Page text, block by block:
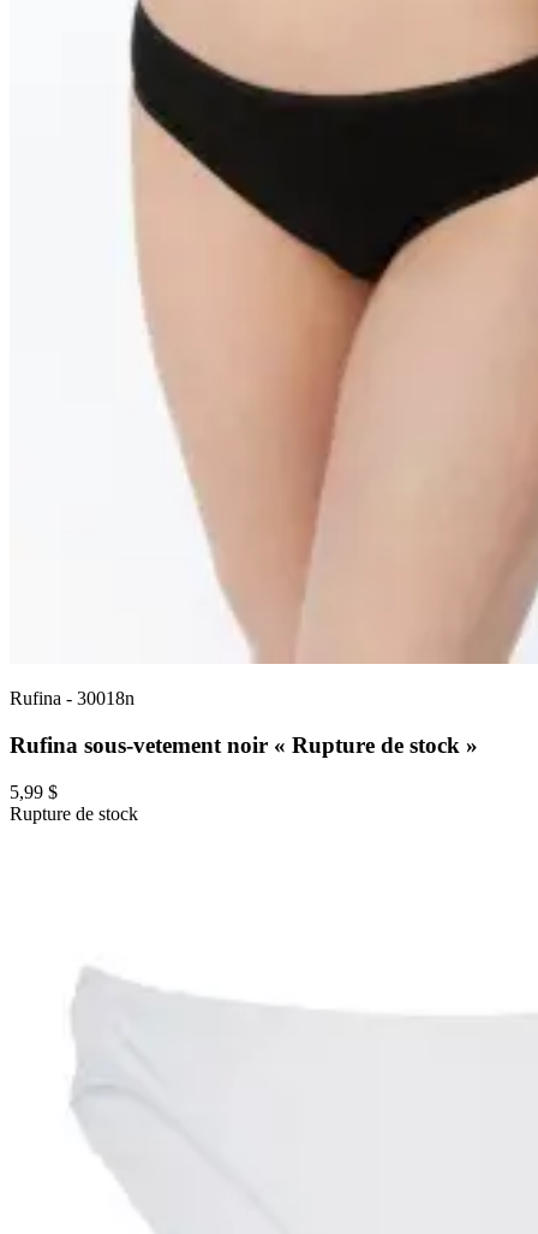
Rufina - 30018n
Rufina sous-vetement noir « Rupture de stock »
5,99 $
Rupture de stock